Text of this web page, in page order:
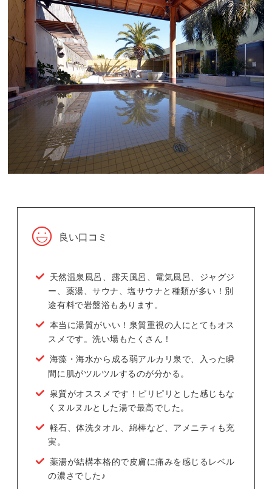
良い口コミ
天然温泉風呂、露天風呂、電気風呂、ジャグジ
ー、薬湯、サウナ、塩サウナと種類が多い！別
途有料で岩盤浴もあります。
本当に湯質がいい！泉質重視の人にとてもオス
スメです。洗い場もたくさん！
海藻・海水から成る弱アルカリ泉で、入った瞬
間に肌がツルツルするのが分かる。
泉質がオススメです！ピリピリとした感じもな
くヌルヌルとした湯で最高でした。
軽石、体洗タオル、綿棒など、アメニティも充
実。
薬湯が結構本格的で皮膚に痛みを感じるレベル
の濃さでした♪